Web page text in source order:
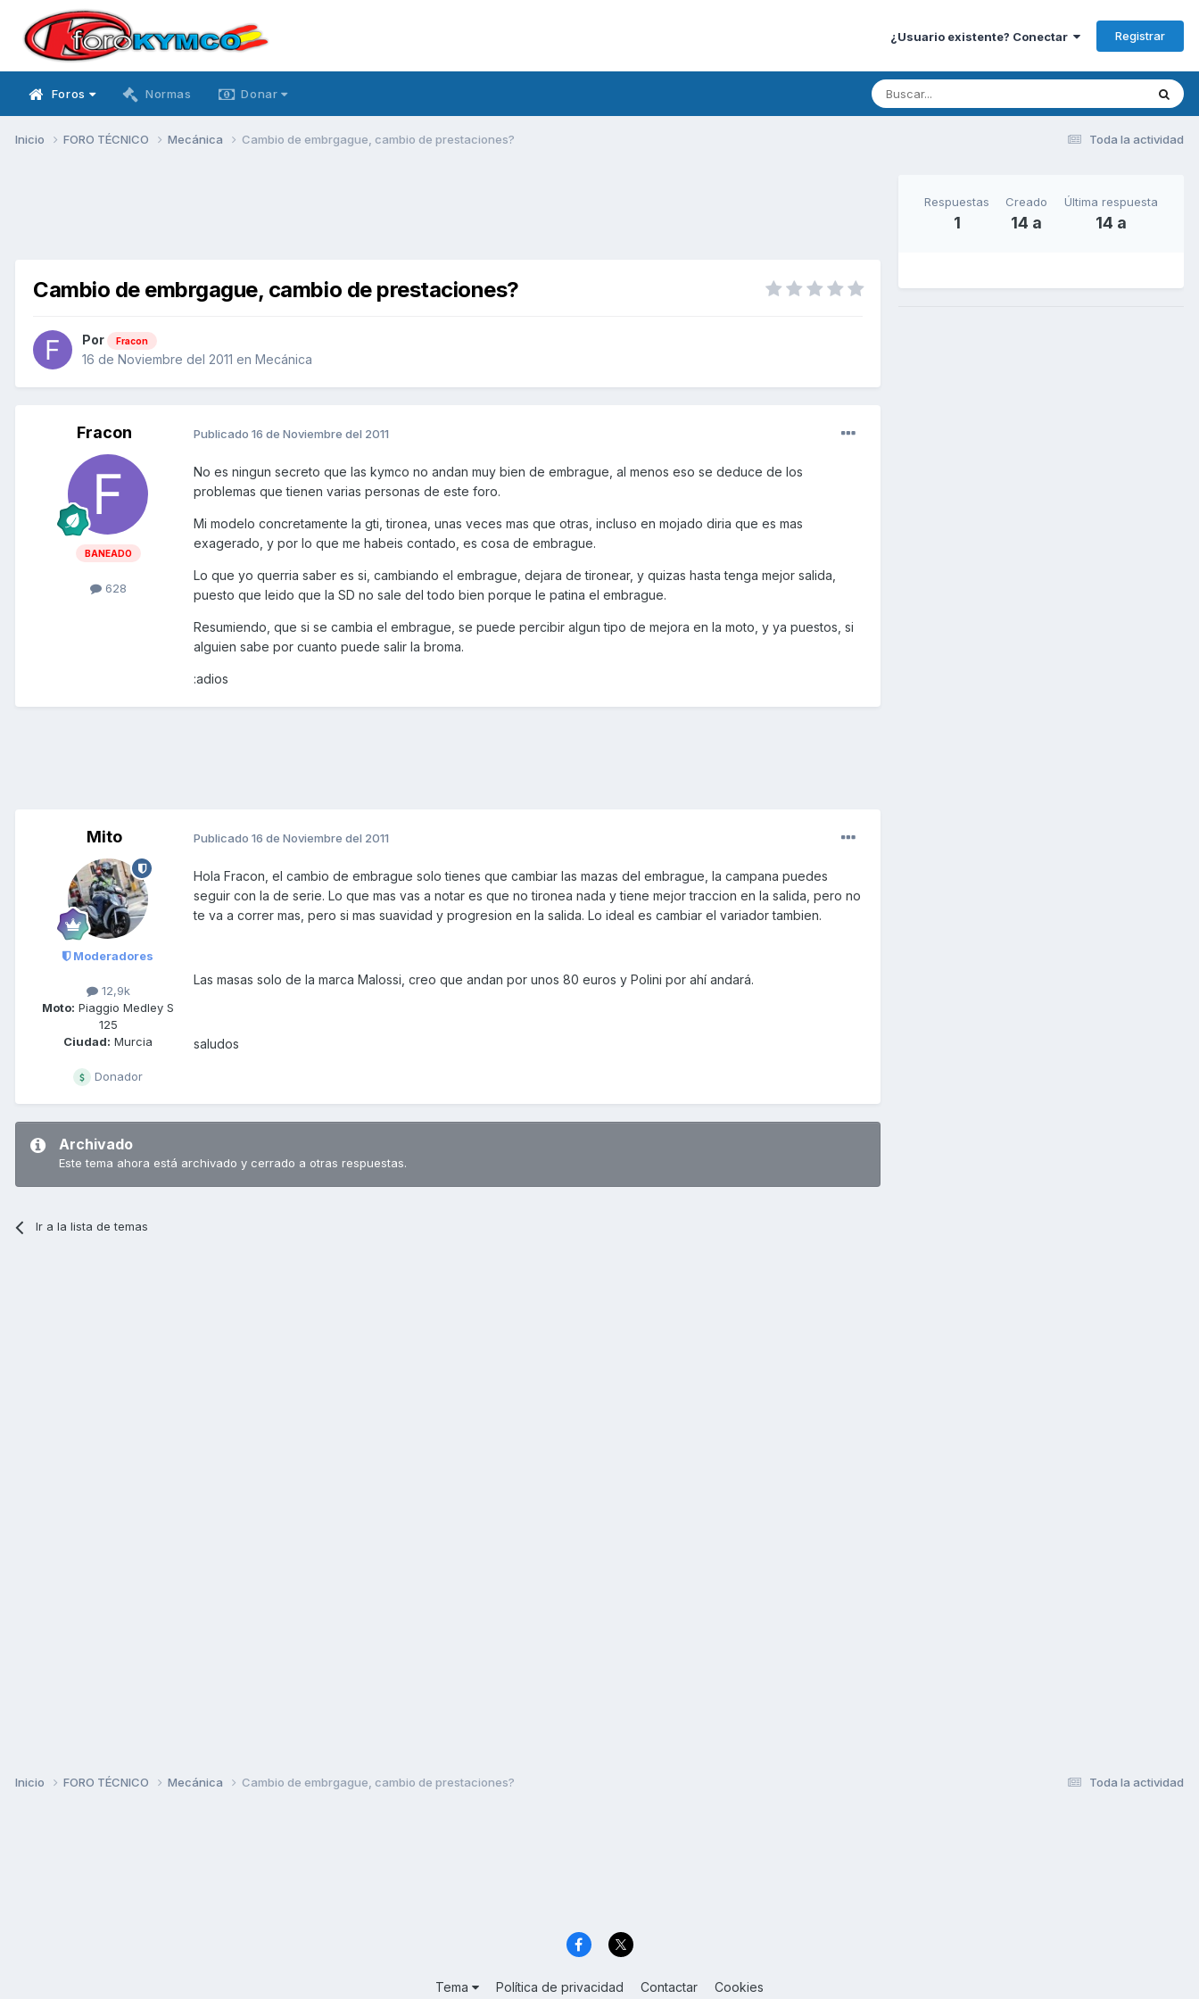
¿Usuario existente? Conectar Registrar
Foros Normas Donar
Toda la actividad
Inicio FORO TÉCNICO Mecánica Cambio de embrgague, cambio de prestaciones?
Cambio de embrgague, cambio de prestaciones?
Por Fracon
16 de Noviembre del 2011 en Mecánica
Fracon
BANEADO
628
Publicado 16 de Noviembre del 2011
No es ningun secreto que las kymco no andan muy bien de embrague, al menos eso se deduce de los
problemas que tienen varias personas de este foro.
Mi modelo concretamente la gti, tironea, unas veces mas que otras, incluso en mojado diria que es mas
exagerado, y por lo que me habeis contado, es cosa de embrague.
Lo que yo querria saber es si, cambiando el embrague, dejara de tironear, y quizas hasta tenga mejor salida,
puesto que leido que la SD no sale del todo bien porque le patina el embrague.
Resumiendo, que si se cambia el embrague, se puede percibir algun tipo de mejora en la moto, y ya puestos, si
alguien sabe por cuanto puede salir la broma.
:adios
Mito
Moderadores
12,9k
Moto: Piaggio Medley S
125
Ciudad: Murcia
Donador
Publicado 16 de Noviembre del 2011
Hola Fracon, el cambio de embrague solo tienes que cambiar las mazas del embrague, la campana puedes
seguir con la de serie. Lo que mas vas a notar es que no tironea nada y tiene mejor traccion en la salida, pero no
te va a correr mas, pero si mas suavidad y progresion en la salida. Lo ideal es cambiar el variador tambien.
Las masas solo de la marca Malossi, creo que andan por unos 80 euros y Polini por ahí andará.
saludos
Archivado
Este tema ahora está archivado y cerrado a otras respuestas.
Ir a la lista de temas
Respuestas
1
Creado
14 a
Última respuesta
14 a
Toda la actividad
Inicio FORO TÉCNICO Mecánica Cambio de embrgague, cambio de prestaciones?
Tema Política de privacidad Contactar Cookies